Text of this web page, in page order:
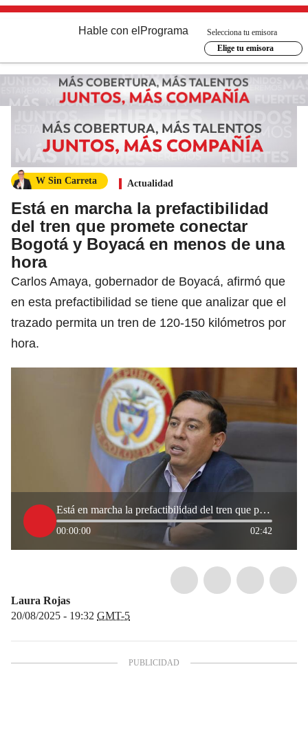
Hable con el Programa
Selecciona tu emisora
Elige tu emisora
W Sin Carreta Actualidad
Está en marcha la prefactibilidad
del tren que promete conectar
Bogotá y Boyacá en menos de una
hora
Carlos Amaya, gobernador de Boyacá, afirmó que
en esta prefactibilidad se tiene que analizar que el
trazado permita un tren de 120-150 kilómetros por
hora.
Está en marcha la prefactibilidad del tren que promete conectar Bogotá y Boyacá en menos de una hora
00:00:00 02:42
Laura Rojas
20/08/2025 - 19:32 GMT-5